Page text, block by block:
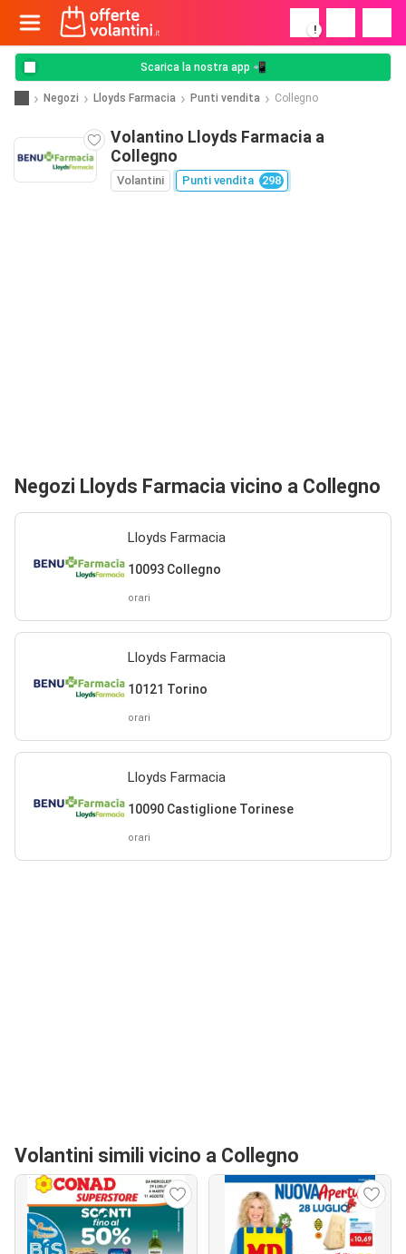
!
Scarica la nostra app 📲
Negozi Lloyds Farmacia Punti vendita Collegno
Volantino Lloyds Farmacia a
Collegno
Volantini Punti vendita 298
Negozi Lloyds Farmacia vicino a Collegno
Lloyds Farmacia
10093 Collegno
orari
Lloyds Farmacia
10121 Torino
orari
Lloyds Farmacia
10090 Castiglione Torinese
orari
Volantini simili vicino a Collegno